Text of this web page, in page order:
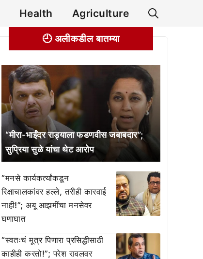
Health Agriculture
🕘 अलीकडील बातम्या
“मीरा-भाईंदर राड्याला फडणवीस जबाबदार”;
सुप्रिया सुळे यांचा थेट आरोप
“मनसे कार्यकर्त्यांकडून
रिक्षाचालकांवर हल्ले, तरीही कारवाई
नाही!”; अबू आझमींचा मनसेवर
घणाघात
“स्वतःचं मूत्र पिणारा प्रसिद्धीसाठी
काहीही करतो!”; परेश रावलवर